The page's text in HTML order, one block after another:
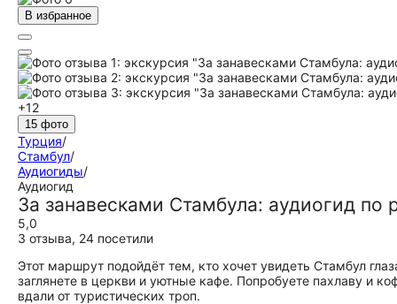
В избранное
+12
15 фото
Турция/
Стамбул/
Аудиогиды/
Аудиогид
За занавесками Стамбула: аудиогид
5,0
3 отзыва, 24 посетили
Этот маршрут подойдёт тем, кто хочет увидеть Стамбул
заглянете в церкви и уютные кафе. Попробуете пахлаву и
вдали от туристических троп.